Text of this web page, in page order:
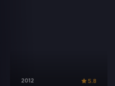
2012 5.8